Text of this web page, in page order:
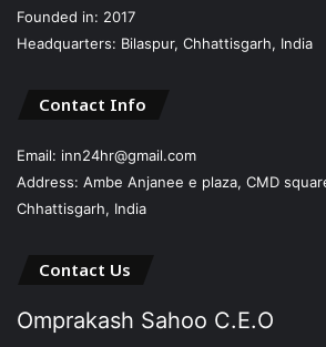
Founded in: 2017
Headquarters: Bilaspur, Chhattisgarh, India
Contact Info
Email: inn24hr@gmail.com
Address: Ambe Anjanee e plaza, CMD
Chhattisgarh, India
Contact Us
Omprakash Sahoo C.E.O